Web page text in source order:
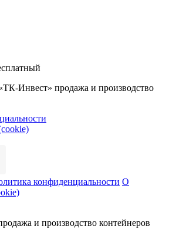
Инвест» продажа и производство
конфиденциальности О
и производство контейнеров